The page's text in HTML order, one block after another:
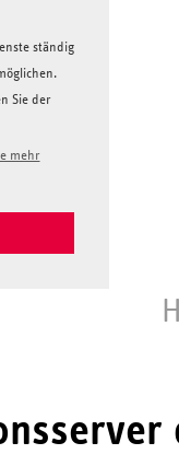
ständig
Sie der
mehr